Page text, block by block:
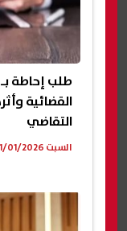
طلب إحاطة
القضائية
التقاضي
السبت 31/01/2026 03:14 م